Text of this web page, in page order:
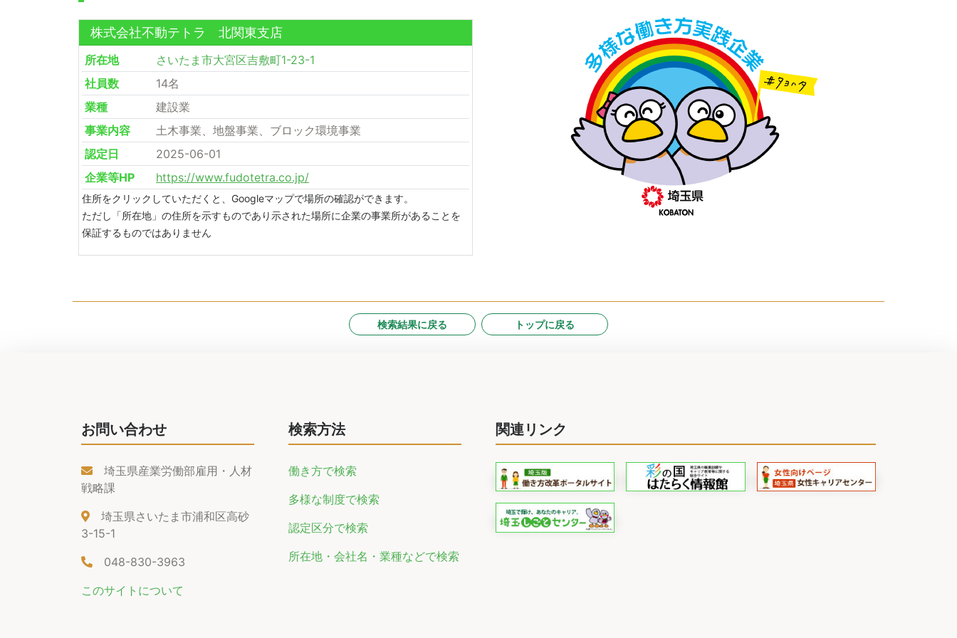
株式会社不動テトラ 北関東支店
所在地
さいたま市大宮区吉敷町1-23-1
社員数
14名
業種
建設業
事業内容
土木事業、地盤事業、ブロック環境事業
認定日
2025-06-01
企業等HP
https://www.fudotetra.co.jp/
住所をクリックしていただくと、Googleマップで場所の確認ができます。
ただし「所在地」の住所を示すものであり示された場所に企業の事業所があることを
保証するものではありません
検索結果に戻る トップに戻る
お問い合わせ
埼玉県産業労働部雇用・人材
戦略課
埼玉県さいたま市浦和区高砂
3-15-1
048-830-3963
このサイトについて
検索方法
働き方で検索
多様な制度で検索
認定区分で検索
所在地・会社名・業種などで検索
関連リンク